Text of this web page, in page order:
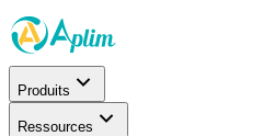
Produits
Ressources